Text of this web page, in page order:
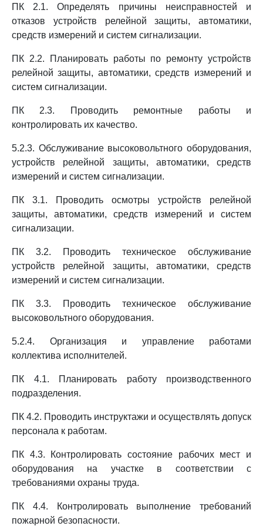
ПК 2.1. Определять причины неисправностей и
отказов устройств релейной защиты, автоматики,
средств измерений и систем сигнализации.
ПК 2.2. Планировать работы по ремонту устройств
релейной защиты, автоматики, средств измерений и
систем сигнализации.
ПК 2.3. Проводить ремонтные работы и
контролировать их качество.
5.2.3. Обслуживание высоковольтного оборудования,
устройств релейной защиты, автоматики, средств
измерений и систем сигнализации.
ПК 3.1. Проводить осмотры устройств релейной
защиты, автоматики, средств измерений и систем
сигнализации.
ПК 3.2. Проводить техническое обслуживание
устройств релейной защиты, автоматики, средств
измерений и систем сигнализации.
ПК 3.3. Проводить техническое обслуживание
высоковольтного оборудования.
5.2.4. Организация и управление работами
коллектива исполнителей.
ПК 4.1. Планировать работу производственного
подразделения.
ПК 4.2. Проводить инструктажи и осуществлять допуск
персонала к работам.
ПК 4.3. Контролировать состояние рабочих мест и
оборудования на участке в соответствии с
требованиями охраны труда.
ПК 4.4. Контролировать выполнение требований
пожарной безопасности.